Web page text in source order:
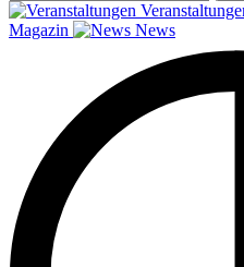
Magazin
News